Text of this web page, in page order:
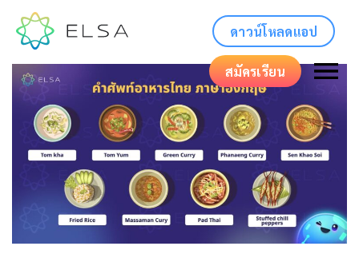
ดาวน์โหลดแอป
สมัครเรียน